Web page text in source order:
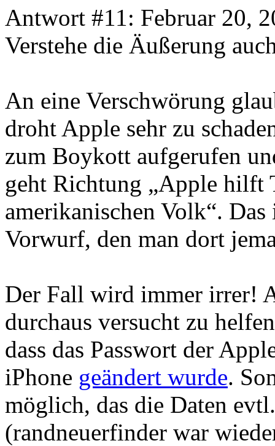
Antwort #11: Februar 20,
Verstehe die Äußerung
An eine Verschwörung
droht Apple sehr zu
zum Boykott aufgerufen
geht Richtung „Apple hilft
amerikanischen Volk“.
Vorwurf, den man dort
Der Fall wird immer irrer!
durchaus versucht zu
dass das Passwort der
iPhone geändert wurde.
möglich, das die Daten
(randneuerfinder war